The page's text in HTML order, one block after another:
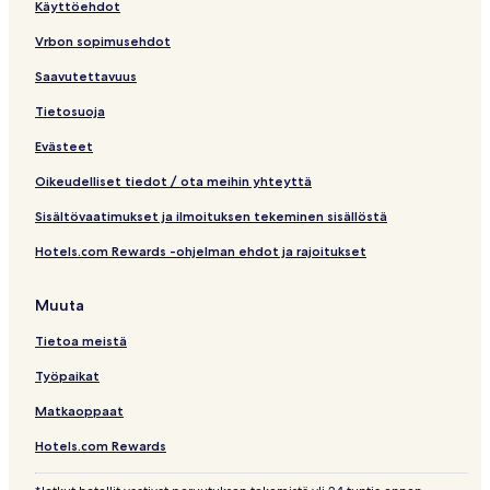
v
a
i
k
i
k
k
Käyttöehdot
Vrbon sopimusehdot
Saavutettavuus
Tietosuoja
Evästeet
Oikeudelliset tiedot / ota meihin yhteyttä
Sisältövaatimukset ja ilmoituksen tekeminen sisällöstä
Hotels.com Rewards -ohjelman ehdot ja rajoitukset
Muuta
Tietoa meistä
Työpaikat
Matkaoppaat
Hotels.com Rewards